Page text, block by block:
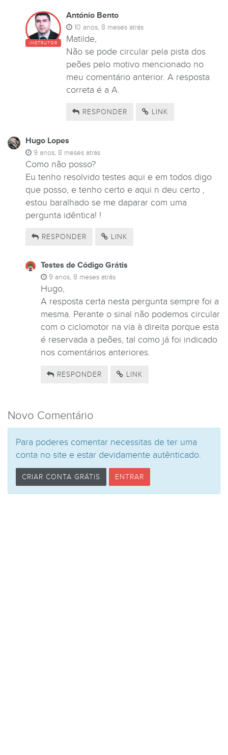
INSTRUTOR
António Bento
10 anos, 8 meses atrás
Matilde,
Não se pode circular pela pista dos
peões pelo motivo mencionado no
meu comentário anterior. A resposta
correta é a A.
RESPONDER LINK
Hugo Lopes
9 anos, 8 meses atrás
Como não posso?
Eu tenho resolvido testes aqui e em todos digo
que posso, e tenho certo e aqui n deu certo ,
estou baralhado se me daparar com uma
pergunta idêntica! !
RESPONDER LINK
Testes de Código Grátis
9 anos, 8 meses atrás
Hugo,
A resposta certa nesta pergunta sempre foi a
mesma. Perante o sinal não podemos circular
com o ciclomotor na via à direita porque esta
é reservada a peões, tal como já foi indicado
nos comentários anteriores.
RESPONDER LINK
Novo Comentário
Para poderes comentar necessitas de ter uma
conta no site e estar devidamente autênticado.
CRIAR CONTA GRÁTIS ENTRAR